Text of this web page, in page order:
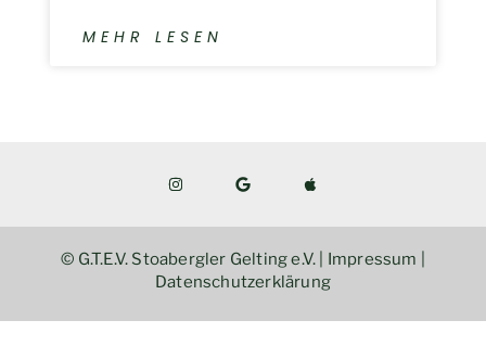
MEHR LESEN
© G.T.E.V. Stoabergler Gelting e.V. | Impressum
Datenschutzerklärung